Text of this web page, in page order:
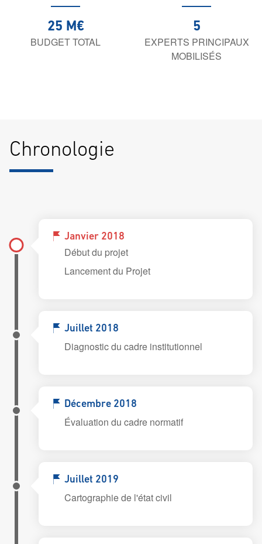
25 M€
BUDGET TOTAL
5
EXPERTS PRINCIPAUX
MOBILISÉS
Chronologie
Janvier 2018
Début du projet
Lancement du Projet
Juillet 2018
Diagnostic du cadre institutionnel
Décembre 2018
Évaluation du cadre normatif
Juillet 2019
Cartographie de l'état civil